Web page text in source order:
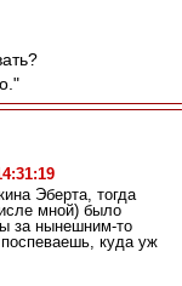
Эберта, тогда
мной) было
за нынешним-то
куда уж